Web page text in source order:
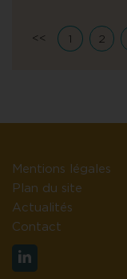
<< 1 2
Mentions légales
Plan du site
Actualités
Contact